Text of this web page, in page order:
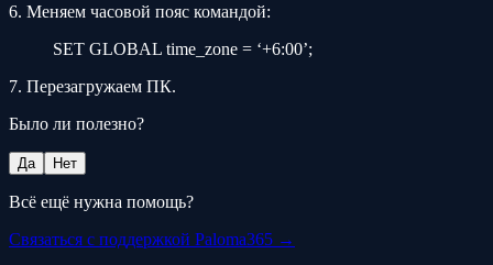
6. Меняем часовой пояс командой:
SET GLOBAL time_zone = ‘+6:00’;
7. Перезагружаем ПК.
Было ли полезно?
Да Нет
Всё ещё нужна помощь?
Связаться с поддержкой Paloma365 →